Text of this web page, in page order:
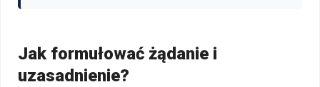
Jak formułować żądanie i
uzasadnienie?